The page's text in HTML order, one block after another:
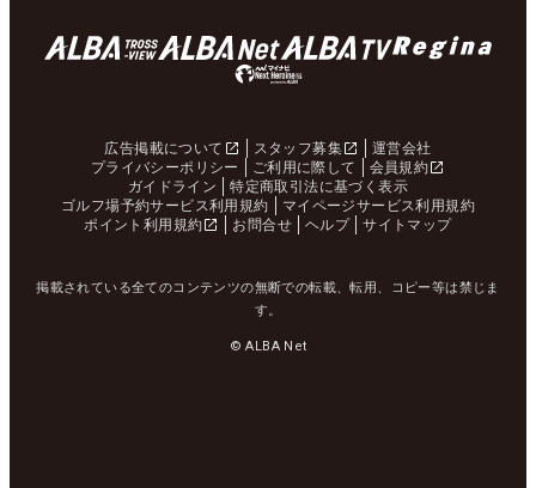
広告掲載について スタッフ募集
運営会社
プライバシーポリシー
ご利用に際して
会員規約
ガイドライン
特定商取引法に基づく表示
ゴルフ場予約サービス利用規約
マイページサービス利用規約
ポイント利用規約
お問合せ ヘルプ サイトマップ
掲載されている全てのコンテンツの無断での転載、転用、コピー等は禁じま
す。
© ALBA Net